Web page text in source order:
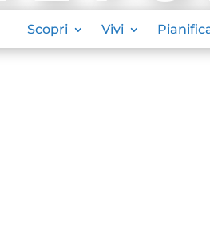
Scopri Vivi